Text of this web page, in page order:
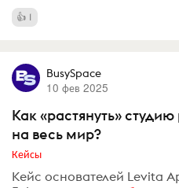
1
BusySpace
10 фев 2025
Как «растянуть»
на весь мир?
Кейсы
Кейс основателей Levita